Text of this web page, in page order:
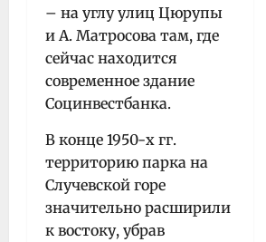
– на углу улиц Цюрупы
и А. Матросова там, где
сейчас находится
современное здание
Социнвестбанка.
В конце 1950-х гг.
территорию парка на
Случевской горе
значительно расширили
к востоку, убрав